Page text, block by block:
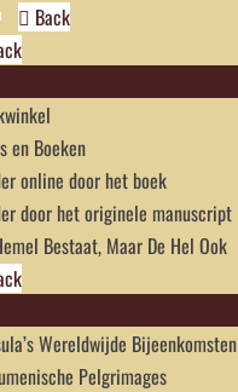
Back
en Boeken
online door het boek
door het originele manuscript
Bestaat, Maar De Hel Ook
Wereldwijde Bijeenkomsten
Pelgrimages